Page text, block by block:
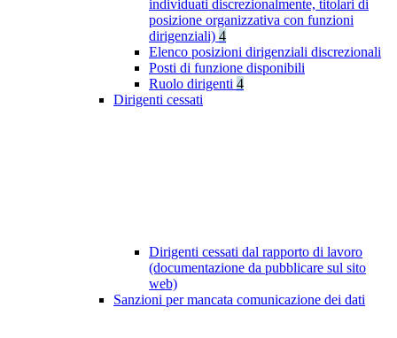
individuati discrezionalmente, titolari di
posizione organizzativa con funzioni
dirigenziali) 4
Elenco posizioni dirigenziali discrezionali
Posti di funzione disponibili
Ruolo dirigenti 4
Dirigenti cessati
Dirigenti cessati dal rapporto di lavoro
(documentazione da pubblicare sul sito
web)
Sanzioni per mancata comunicazione dei dati